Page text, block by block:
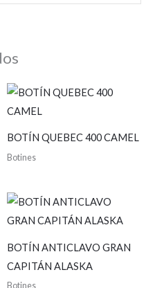
BOTÍN QUEBEC 400 CAMEL
Botines
BOTÍN ANTICLAVO GRAN
CAPITÁN ALASKA
Botines